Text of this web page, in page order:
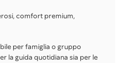
comfort premium,
per famiglia o gruppo
la guida quotidiana sia per le